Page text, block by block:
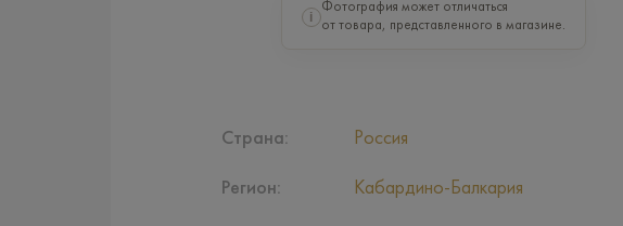
i
Фотография может отличаться
от товара, представленного в магазине.
Страна:
Регион:
Россия
Кабардино-Балкария